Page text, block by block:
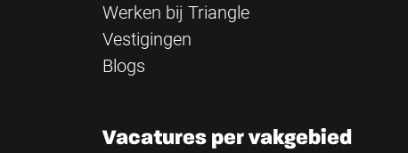
Werken bij Triangle
Vestigingen
Blogs
Vacatures per vakgebied